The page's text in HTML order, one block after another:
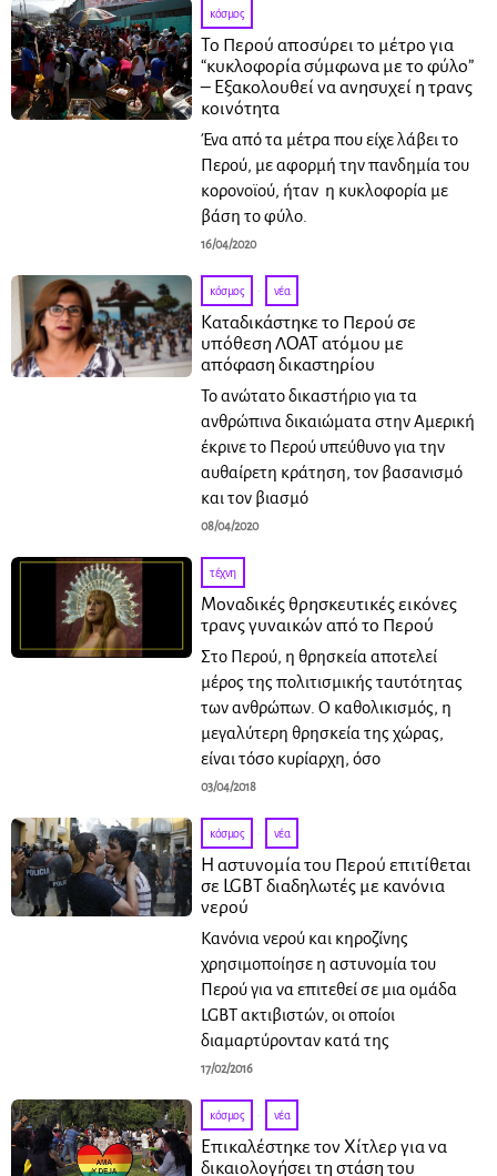
κόσμος
Το Περού αποσύρει το μέτρο για
“κυκλοφορία σύμφωνα με το φύλο”
– Εξακολουθεί να ανησυχεί η τρανς
κοινότητα
Ένα από τα μέτρα που είχε λάβει το
Περού, με αφορμή την πανδημία του
κορονοϊού, ήταν η κυκλοφορία με
βάση το φύλο.
16/04/2020
κόσμος · νέα
Καταδικάστηκε το Περού σε
υπόθεση ΛΟΑΤ ατόμου με
απόφαση δικαστηρίου
Το ανώτατο δικαστήριο για τα
ανθρώπινα δικαιώματα στην Αμερική
έκρινε το Περού υπεύθυνο για την
αυθαίρετη κράτηση, τον βασανισμό
και τον βιασμό
08/04/2020
τέχνη
Μοναδικές θρησκευτικές εικόνες
τρανς γυναικών από το Περού
Στο Περού, η θρησκεία αποτελεί
μέρος της πολιτισμικής ταυτότητας
των ανθρώπων. Ο καθολικισμός, η
μεγαλύτερη θρησκεία της χώρας,
είναι τόσο κυρίαρχη, όσο
03/04/2018
κόσμος · νέα
Η αστυνομία του Περού επιτίθεται
σε LGBT διαδηλωτές με κανόνια
νερού
Kανόνια νερού και κηροζίνης
χρησιμοποίησε η αστυνομία του
Περού για να επιτεθεί σε μια ομάδα
LGBT ακτιβιστών, οι οποίοι
διαμαρτύρονταν κατά της
17/02/2016
κόσμος · νέα
Επικαλέστηκε τον Χίτλερ για να
δικαιολογήσει τη στάση του